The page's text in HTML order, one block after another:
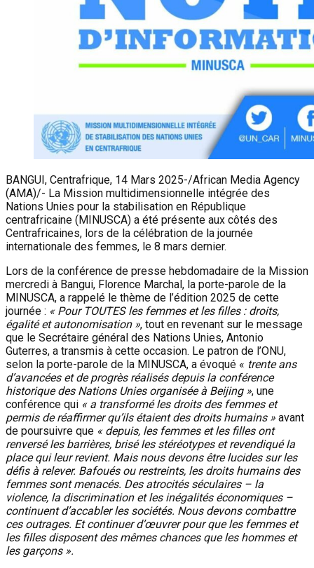
BANGUI, Centrafrique, 14 Mars 2025-/African Media Agency
(AMA)/- La Mission multidimensionnelle intégrée des
Nations Unies pour la stabilisation en République
centrafricaine (MINUSCA) a été présente aux côtés des
Centrafricaines, lors de la célébration de la journée
internationale des femmes, le 8 mars dernier.
Lors de la conférence de presse hebdomadaire de la Mission
mercredi à Bangui, Florence Marchal, la porte-parole de la
MINUSCA, a rappelé le thème de l’édition 2025 de cette
journée : « Pour TOUTES les femmes et les filles : droits,
égalité et autonomisation », tout en revenant sur le message
que le Secrétaire général des Nations Unies, Antonio
Guterres, a transmis à cette occasion. Le patron de l’ONU,
selon la porte-parole de la MINUSCA, a évoqué « trente ans
d’avancées et de progrès réalisés depuis la conférence
historique des Nations Unies organisée à Beijing », une
conférence qui « a transformé les droits des femmes et
permis de réaffirmer qu’ils étaient des droits humains » avant
de poursuivre que « depuis, les femmes et les filles ont
renversé les barrières, brisé les stéréotypes et revendiqué la
place qui leur revient. Mais nous devons être lucides sur les
défis à relever. Bafoués ou restreints, les droits humains des
femmes sont menacés. Des atrocités séculaires – la
violence, la discrimination et les inégalités économiques –
continuent d’accabler les sociétés. Nous devons combattre
ces outrages. Et continuer d’œuvrer pour que les femmes et
les filles disposent des mêmes chances que les hommes et
les garçons ».